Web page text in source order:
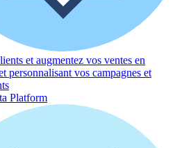
et augmentez vos ventes en
personnalisant vos campagnes et
Platform